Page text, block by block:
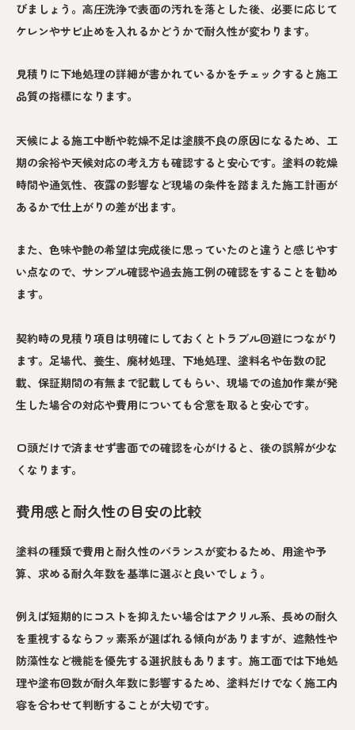
びましょう。高圧洗浄で表面の汚れを落とした後、必要に応じて
ケレンやサビ止めを入れるかどうかで耐久性が変わります。
見積りに下地処理の詳細が書かれているかをチェックすると施工
品質の指標になります。
天候による施工中断や乾燥不足は塗膜不良の原因になるため、工
期の余裕や天候対応の考え方も確認すると安心です。塗料の乾燥
時間や通気性、夜露の影響など現場の条件を踏まえた施工計画が
あるかで仕上がりの差が出ます。
また、色味や艶の希望は完成後に思っていたのと違うと感じやす
い点なので、サンプル確認や過去施工例の確認をすることを勧め
ます。
契約時の見積り項目は明確にしておくとトラブル回避につながり
ます。足場代、養生、廃材処理、下地処理、塗料名や缶数の記
載、保証期間の有無まで記載してもらい、現場での追加作業が発
生した場合の対応や費用についても合意を取ると安心です。
口頭だけで済ませず書面での確認を心がけると、後の誤解が少な
くなります。
費用感と耐久性の目安の比較
塗料の種類で費用と耐久性のバランスが変わるため、用途や予
算、求める耐久年数を基準に選ぶと良いでしょう。
例えば短期的にコストを抑えたい場合はアクリル系、長めの耐久
を重視するならフッ素系が選ばれる傾向がありますが、遮熱性や
防藻性など機能を優先する選択肢もあります。施工面では下地処
理や塗布回数が耐久年数に影響するため、塗料だけでなく施工内
容を合わせて判断することが大切です。